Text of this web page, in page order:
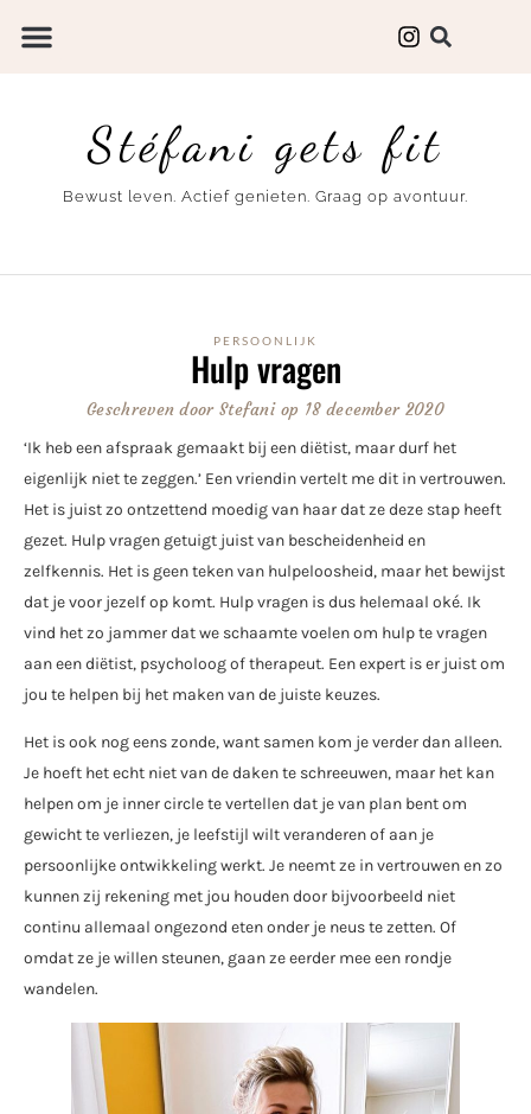
Stéfani gets fit
Bewust leven. Actief genieten. Graag op avontuur.
PERSOONLIJK
Hulp vragen
Geschreven doorStefani op 18 december 2020
‘Ik heb een afspraak gemaakt bij een diëtist, maar durf het
eigenlijk niet te zeggen.’ Een vriendin vertelt me dit in vertrouwen.
Het is juist zo ontzettend moedig van haar dat ze deze stap heeft
gezet. Hulp vragen getuigt juist van bescheidenheid en
zelfkennis. Het is geen teken van hulpeloosheid, maar het bewijst
dat je voor jezelf op komt. Hulp vragen is dus helemaal oké. Ik
vind het zo jammer dat we schaamte voelen om hulp te vragen
aan een diëtist, psycholoog of therapeut. Een expert is er juist om
jou te helpen bij het maken van de juiste keuzes.
Het is ook nog eens zonde, want samen kom je verder dan alleen.
Je hoeft het echt niet van de daken te schreeuwen, maar het kan
helpen om je inner circle te vertellen dat je van plan bent om
gewicht te verliezen, je leefstijl wilt veranderen of aan je
persoonlijke ontwikkeling werkt. Je neemt ze in vertrouwen en zo
kunnen zij rekening met jou houden door bijvoorbeeld niet
continu allemaal ongezond eten onder je neus te zetten. Of
omdat ze je willen steunen, gaan ze eerder mee een rondje
wandelen.